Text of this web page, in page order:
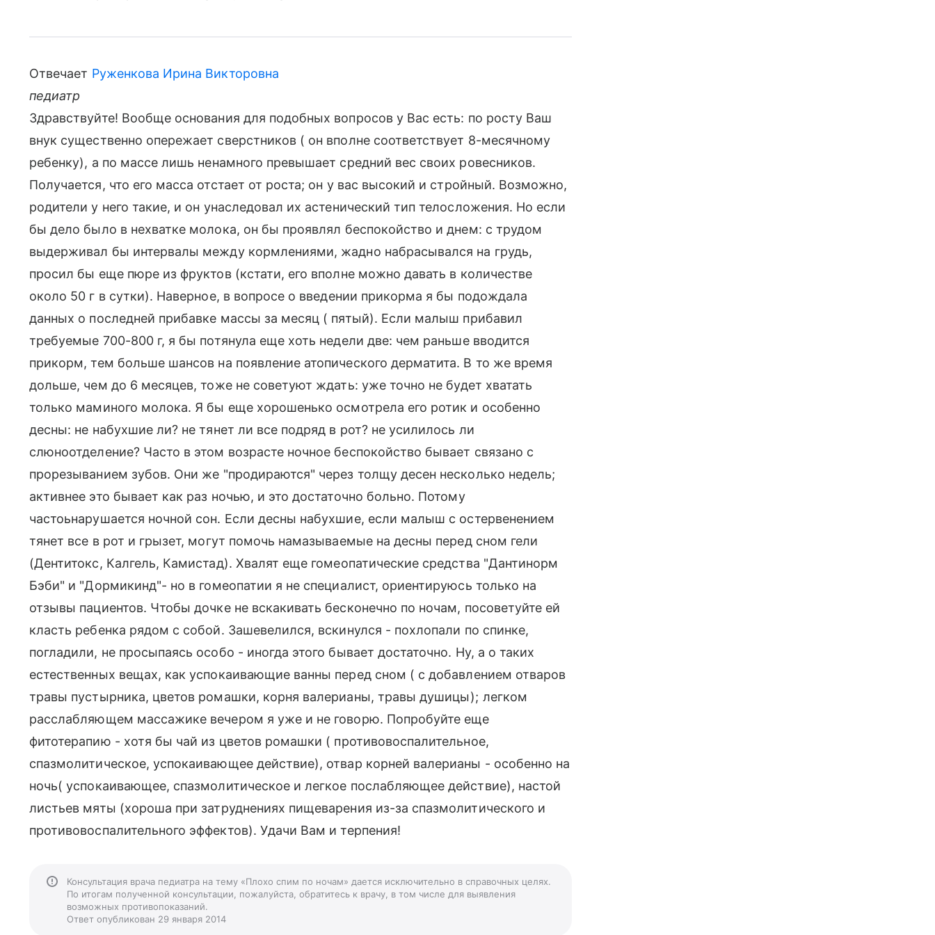
Отвечает Руженкова Ирина Викторовна
педиатр
Здравствуйте! Вообще основания для подобных вопросов у Вас есть: по росту Ваш
внук существенно опережает сверстников ( он вполне соответствует 8-месячному
ребенку), а по массе лишь ненамного превышает средний вес своих ровесников.
Получается, что его масса отстает от роста; он у вас высокий и стройный. Возможно,
родители у него такие, и он унаследовал их астенический тип телосложения. Но если
бы дело было в нехватке молока, он бы проявлял беспокойство и днем: с трудом
выдерживал бы интервалы между кормлениями, жадно набрасывался на грудь,
просил бы еще пюре из фруктов (кстати, его вполне можно давать в количестве
около 50 г в сутки). Наверное, в вопросе о введении прикорма я бы подождала
данных о последней прибавке массы за месяц ( пятый). Если малыш прибавил
требуемые 700-800 г, я бы потянула еще хоть недели две: чем раньше вводится
прикорм, тем больше шансов на появление атопического дерматита. В то же время
дольше, чем до 6 месяцев, тоже не советуют ждать: уже точно не будет хватать
только маминого молока. Я бы еще хорошенько осмотрела его ротик и особенно
десны: не набухшие ли? не тянет ли все подряд в рот? не усилилось ли
слюноотделение? Часто в этом возрасте ночное беспокойство бывает связано с
прорезыванием зубов. Они же "продираются" через толщу десен несколько недель;
активнее это бывает как раз ночью, и это достаточно больно. Потому
частоьнарушается ночной сон. Если десны набухшие, если малыш с остервенением
тянет все в рот и грызет, могут помочь намазываемые на десны перед сном гели
(Дентитокс, Калгель, Камистад). Хвалят еще гомеопатические средства "Дантинорм
Бэби" и "Дормикинд"- но в гомеопатии я не специалист, ориентируюсь только на
отзывы пациентов. Чтобы дочке не вскакивать бесконечно по ночам, посоветуйте ей
класть ребенка рядом с собой. Зашевелился, вскинулся - похлопали по спинке,
погладили, не просыпаясь особо - иногда этого бывает достаточно. Ну, а о таких
естественных вещах, как успокаивающие ванны перед сном ( с добавлением отваров
травы пустырника, цветов ромашки, корня валерианы, травы душицы); легком
расслабляющем массажике вечером я уже и не говорю. Попробуйте еще
фитотерапию - хотя бы чай из цветов ромашки ( противовоспалительное,
спазмолитическое, успокаивающее действие), отвар корней валерианы - особенно на
ночь( успокаивающее, спазмолитическое и легкое послабляющее действие), настой
листьев мяты (хороша при затруднениях пищеварения из-за спазмолитического и
противовоспалительного эффектов). Удачи Вам и терпения!
Консультация врача педиатра на тему «Плохо спим по ночам» дается исключительно в справочных целях.
По итогам полученной консультации, пожалуйста, обратитесь к врачу, в том числе для выявления
возможных противопоказаний.
Ответ опубликован 29 января 2014